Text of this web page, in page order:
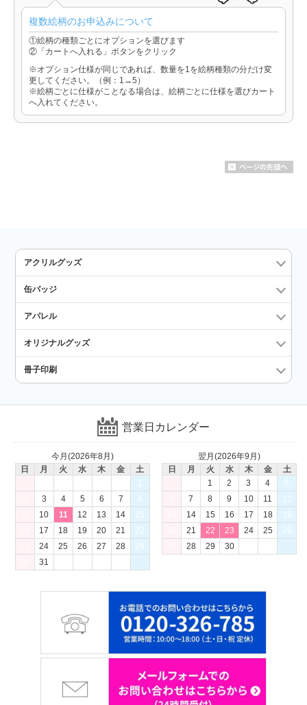
複数絵柄のお申込みについて
①絵柄の種類ごとにオプションを選びます
②「カートへ入れる」ボタンをクリック
※オプション仕様が同じであれば、数量を1を絵柄種類の分だけ変
更してください。（例：1→5）
※絵柄ごとに仕様がことなる場合は、絵柄ごとに仕様を選びカート
へ入れてください。
アクリルグッズ
缶バッジ
アパレル
オリジナルグッズ
冊子印刷
営業日カレンダー
今月(2026年8月)
日
月 火 水 木 金
土
1
3 4 5 6 7
8
10 11 12 13 14
15
17 18 19 20 21
22
24 25 26 27 28
29
31
翌月(2026年9月)
日
月 火 水 木 金
土
1
2 3 4
5
7 8 9 10 11
12
14 15 16 17 18
19
21 22 23 24 25
26
28 29 30